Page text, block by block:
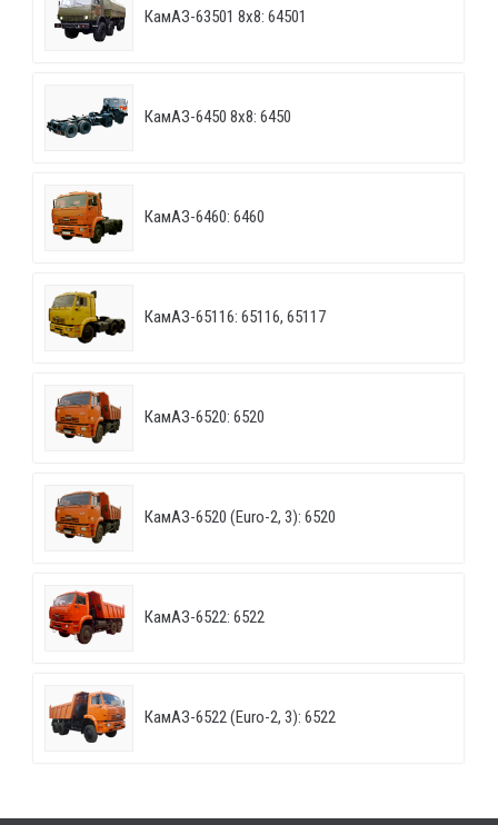
КамАЗ-63501 8х8: 64501
КамАЗ-6450 8х8: 6450
КамАЗ-6460: 6460
КамАЗ-65116: 65116, 65117
КамАЗ-6520: 6520
КамАЗ-6520 (Euro-2, 3): 6520
КамАЗ-6522: 6522
КамАЗ-6522 (Euro-2, 3): 6522